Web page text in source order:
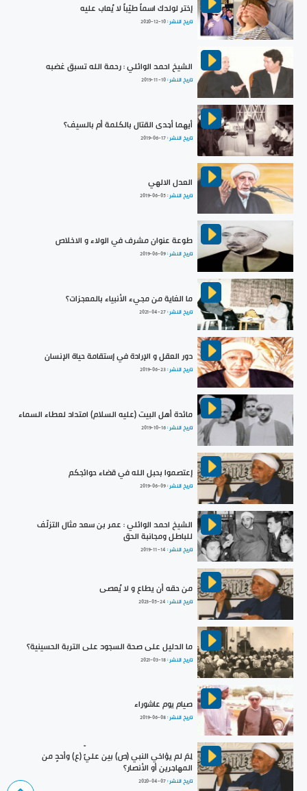
إختر لولدك اسماً طيّباً لا يُعاب عليه
تاريخ النشر :2020-12-10
الشيخ احمد الوائلي : رحمة الله تسبق غضبه
تاريخ النشر :2019-11-10
أيهما أجدى القتال بالكلمة أم بالسيف؟
تاريخ النشر :2019-06-17
العدل الالهي
تاريخ النشر :2019-06-05
طوعة عنوان مشرف في الولاء و الاخلاص
تاريخ النشر :2019-06-09
ما الغاية من مجيء الأنبياء بالمعجزات؟
تاريخ النشر :2021-04-27
دور العقل و الإرادة في إستقامة حياة الإنسان
تاريخ النشر :2019-06-23
مائدة أهل البيت (عليه السلام) امتداد لعطاء السماء
تاريخ النشر :2019-10-16
إعتصموا بحبل الله في قضاء حوائجكم
تاريخ النشر :2019-06-09
الشيخ احمد الوائلي : عمر بن سعد مثال التزلّف
للباطل ومجانبة الحق
تاريخ النشر : 2019-11-14
من حقه أن يطاع و لا يُعصى
تاريخ النشر : 2023-05-24
ما الدليل على صحة السجود على التربة الحسينية؟
تاريخ النشر :2021-03-18
صيام يوم عاشوراء
تاريخ النشر :2019-06-08
لِمَ لم يؤاخي النبي (ص) بين عليٍّ (ع) وأحدٍ من
المهاجرين أو الأنصار؟
تاريخ النشر :2020-04-07